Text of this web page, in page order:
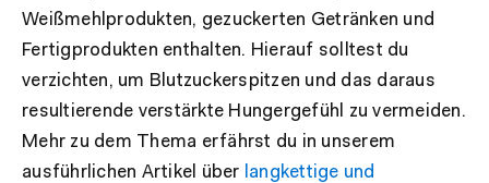
Weißmehlprodukten, gezuckerten Getränken und
Fertigprodukten enthalten. Hierauf solltest du
verzichten, um Blutzuckerspitzen und das daraus
resultierende verstärkte Hungergefühl zu vermeiden.
Mehr zu dem Thema erfährst du in unserem
ausführlichen Artikel über langkettige und